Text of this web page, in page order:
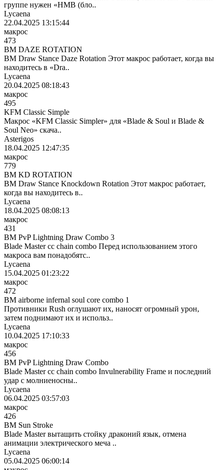
группе нужен «HMB (бло..
Lycaena
22.04.2025 13:15:44
макрос
473
BM DAZE ROTATION
BM Draw Stance Daze Rotation Этот макрос работает, когда вы
находитесь в «Dra..
Lycaena
20.04.2025 08:18:43
макрос
495
KFM Classic Simple
Макрос «KFM Classic Simpler» для «Blade & Soul и Blade &
Soul Neo» скача..
Asterigos
18.04.2025 12:47:35
макрос
779
BM KD ROTATION
BM Draw Stance Knockdown Rotation Этот макрос работает,
когда вы находитесь в..
Lycaena
18.04.2025 08:08:13
макрос
431
BM PvP Lightning Draw Combo 3
Blade Master cc chain combo Перед использованием этого
макроса вам понадобятс..
Lycaena
15.04.2025 01:23:22
макрос
472
BM airborne infernal soul core combo 1
Противники Rush оглушают их, наносят огромный урон,
затем поднимают их и использ..
Lycaena
10.04.2025 17:10:33
макрос
456
BM PvP Lightning Draw Combo
Blade Master cc chain combo Invulnerability Frame и последний
удар с молниеносны..
Lycaena
06.04.2025 03:57:03
макрос
426
BM Sun Stroke
Blade Master вытащить стойку драконий язык, отмена
анимации электрического меча ..
Lycaena
05.04.2025 06:00:14